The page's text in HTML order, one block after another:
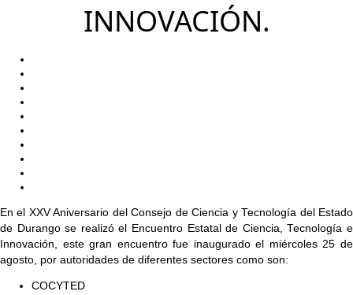
INNOVACIÓN.
En el XXV Aniversario del Consejo de Ciencia y Tecnología del Estado
de Durango se realizó el Encuentro Estatal de Ciencia, Tecnología e
Innovación, este gran encuentro fue inaugurado el miércoles 25 de
agosto, por autoridades de diferentes sectores como son:
COCYTED